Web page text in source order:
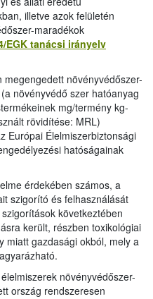
illetve azok felületén
maradékok
EGK tanácsi irányelv
növényvédőszer-
növényvédő szer hatóanyag
mg/termény kg-
rövidítése: MRL)
Európai Élelmiszerbiztonsági
hatóságainak
érdekében számos, a
szigorító és felhasználását
következtében
került, részben toxikológiai
miatt gazdasági okból, mely a
növényvédőszer-
ország rendszeresen